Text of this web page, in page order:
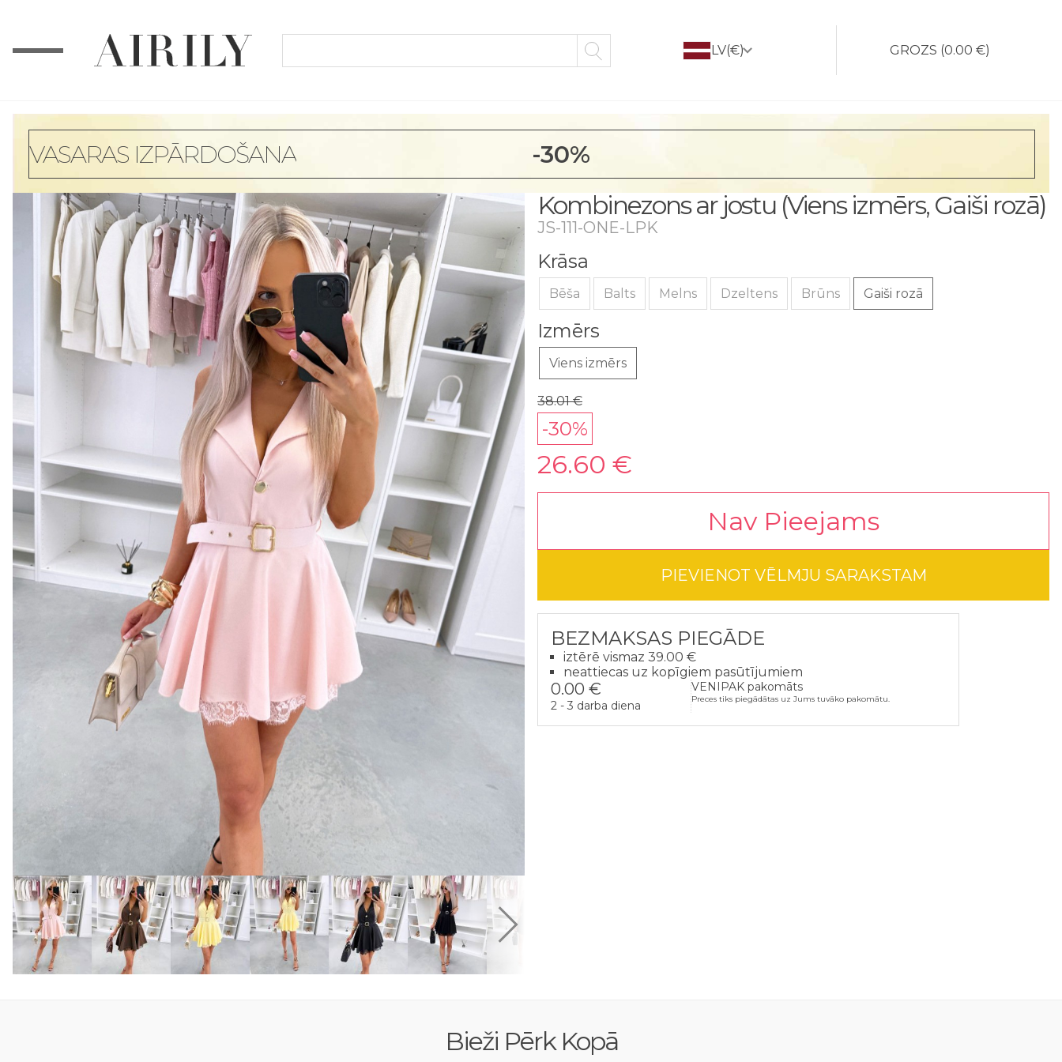
LV(€) GROZS (0.00 €)
VASARAS IZPĀRDOŠANA -30%
Kombinezons ar jostu (Viens izmērs, Gaiši rozā)
JS-111-ONE-LPK
38.01 €
-30%
26.60 €
Krāsa
Bēša Balts Melns Dzeltens Brūns Gaiši rozā
Izmērs
Viens izmērs
Nav Pieejams
PIEVIENOT VĒLMJU SARAKSTAM
BEZMAKSAS PIEGĀDE
iztērē vismaz 39.00 €
neattiecas uz kopīgiem pasūtījumiem
0.00 €
2 - 3 darba diena
VENIPAK pakomāts
Preces tiks piegādātas uz Jums tuvāko pakomātu.
Bieži Pērk Kopā